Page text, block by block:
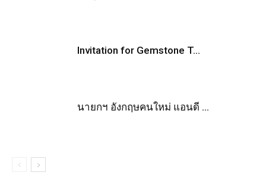
Invitation for Gemstone T...
นายกฯ อังกฤษคนใหม่ แอนดี ...